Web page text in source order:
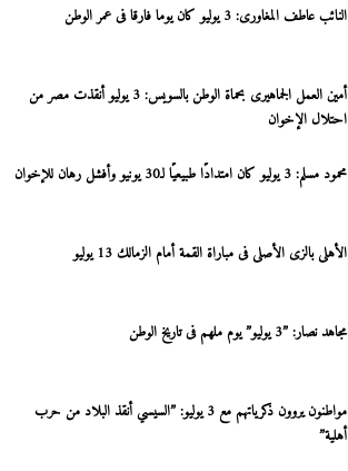
النائب عاطف المغاورى: 3 يوليو كان يوما فارقا فى عمر الوطن
أمين العمل الجماهيرى بحماة الوطن بالسويس: 3 يوليو أنقذت مصر من
احتلال الإخوان
محمود مسلم: 3 يوليو كان امتدادًا طبيعيًا لـ30 يونيو وأفشل رهان للإخوان
الأهلى بالزى الأصلى فى مباراة القمة أمام الزمالك 13 يوليو
مجاهد نصار: ”3 يوليو” يوم ملهم فى تاريخ الوطن
مواطنون يروون ذكرياتهم مع 3 يوليو: ”السيسي أنقذ البلاد من حرب
أهلية”